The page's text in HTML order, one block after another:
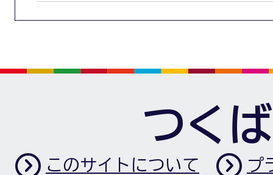
つく
このサイトについて プ